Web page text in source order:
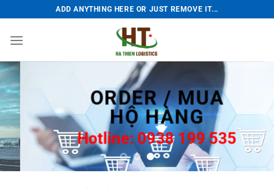
qua
nội
ADD ANYTHING HERE OR JUST REMOVE IT...
ORDER / MUA
HỘ HÀNG
Hotline: 0938 199 535